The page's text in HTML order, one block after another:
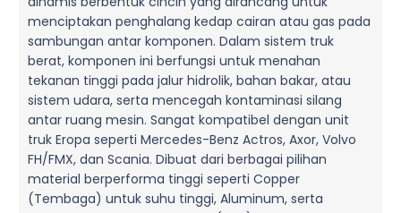
menciptakan penghalang kedap cairan atau gas pada
sambungan antar komponen. Dalam sistem truk
berat, komponen ini berfungsi untuk menahan
tekanan tinggi pada jalur hidrolik, bahan bakar, atau
sistem udara, serta mencegah kontaminasi silang
antar ruang mesin. Sangat kompatibel dengan unit
truk Eropa seperti Mercedes-Benz Actros, Axor, Volvo
FH/FMX, dan Scania. Dibuat dari berbagai pilihan
material berperforma tinggi seperti Copper
(Tembaga) untuk suhu tinggi, Aluminum, serta